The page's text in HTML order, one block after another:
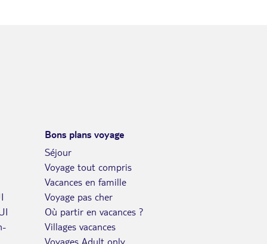
Bons plans voyage
Séjour
Voyage tout compris
Vacances en famille
Voyage pas cher
Où partir en vacances ?
Villages vacances
Voyages Adult only